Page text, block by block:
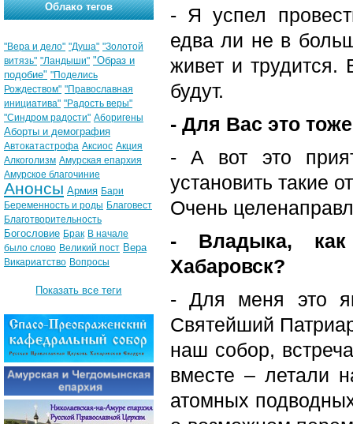
- Я успел
едва ли не в
живет и трудится.
будут.
- Для Вас это
- А вот это
установить такие
Очень
- Владыка,
Хабаровск?
- Для меня это
Святейший
наш собор,
вместе – летали
атомных
Облако тегов
"Вера и дело" "Душа" "Золотой
витязь" "Ландыши" "Образ и
подобие" "Поделись
Рождеством" "Православная
инициатива" "Радость веры"
"Синдром радости" Аборигены
Аборты и демография
Автокатастрофа Аксиос Акция
Алкоголизм Амурская епархия
Амурское благочиние
Анонсы Армия Бари
Беременность и роды Благовест
Благотворительность
Богословие Брак В начале
было слово Великий пост Вера
Викариатство Вопросы
Показать все теги